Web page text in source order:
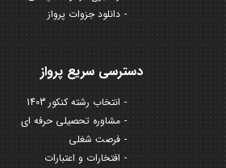
دانلود جزوات پرواز
دسترسی سریع پرواز
انتخاب رشته کنکور 1403
مشاوره تحصیلی حرفه ای
فرصت شغلی
افتخارات و اعتبارات